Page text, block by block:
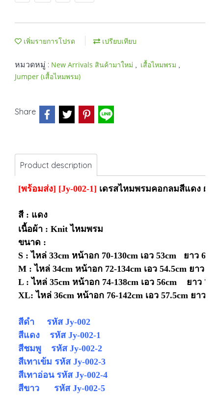
เพิ่มรายการโปรด เปรียบเทียบ
หมวดหมู่ : New Arrivals สินค้ามาใหม่ , เสื้อไหมพรม ,
Jumper (เสื้อไหมพรม)
Share
Product description
[พร้อมส่ง] [Jy-002-1] เดรสไหมพรมคอกลมสีแดง ผ้า
สี : แดง
เนื้อผ้า : Knit ไหมพรม
ขนาด :
S : ไหล่ 33cm หน้าอก 70-130cm เอว 53cm ยาว
M : ไหล่ 34cm หน้าอก 72-134cm เอว 54.5cm ยาว
L : ไหล่ 35cm หน้าอก 74-138cm เอว 56cm ยาว
XL: ไหล่ 36cm หน้าอก 76-142cm เอว 57.5cm ยาว
สีดำ รหัส Jy-002
สีแดง รหัส Jy-002-1
สีชมพู รหัส Jy-002-2
สีเทาเข้ม รหัส Jy-002-3
สีเทาอ่อน รหัส Jy-002-4
สีขาว รหัส Jy-002-5